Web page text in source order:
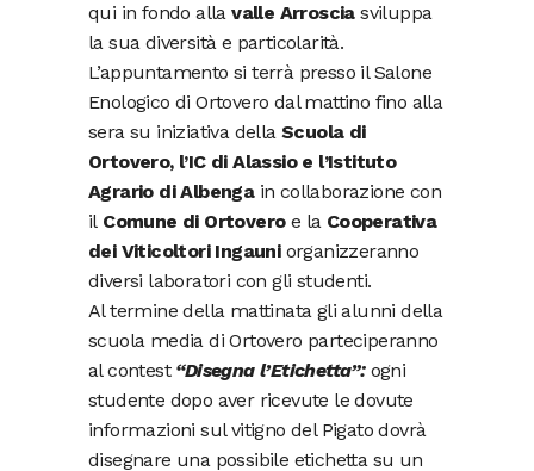
qui in fondo allavalle Arrosciasviluppa
la sua diversità e particolarità.
L’appuntamento si terrà presso il Salone
Enologico di Ortovero dal mattino fino alla
sera su iniziativa della Scuola di
Ortovero, l’IC di Alassio e l’Istituto
Agrario di Albengain collaborazione con
ilComune di Ortoveroe la Cooperativa
dei Viticoltori Ingauniorganizzeranno
diversi laboratori con gli studenti.
Al termine della mattinata gli alunni della
scuola media di Ortovero parteciperanno
al contest “Disegna l’Etichetta”:ogni
studente dopo aver ricevute le dovute
informazioni sul vitigno del Pigato dovrà
disegnare una possibile etichetta su un